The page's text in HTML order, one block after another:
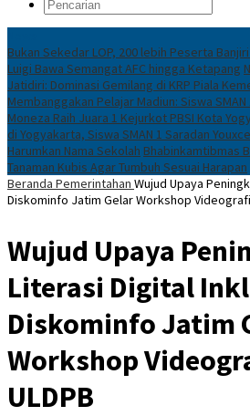
Bukan Sekedar LOP, 200 lebih Peserta
Luigi Bawa Semangat AFC hingga Ketapang
Jatidiri: Dominasi Gemilang di KRP Piala
Membanggakan Pelajar Madiun: Siswa
Moneza Raih Juara 1 Kejurkot PBSI Kota
di Yogyakarta, Siswa SMAN 1 Saradan
Harumkan Nama Sekolah Bhabinkamtibmas
Tanaman Kubis Agar Tumbuh Sesuai Harapan
Beranda Pemerintahan Wujud Upaya
Diskominfo Jatim Gelar Workshop Videografi
Wujud Upaya
Literasi Digital
Diskominfo Jatim
Workshop
ULDPB